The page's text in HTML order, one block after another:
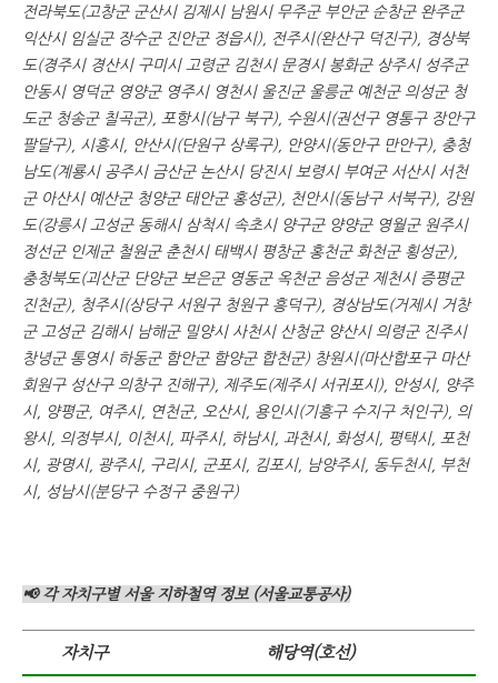
전라북도(고창군 군산시 김제시 남원시 무주군 부안군 순창군 완주군
익산시 임실군 장수군 진안군 정읍시), 전주시(완산구 덕진구), 경상북
도(경주시 경산시 구미시 고령군 김천시 문경시 봉화군 상주시 성주군
안동시 영덕군 영양군 영주시 영천시 울진군 울릉군 예천군 의성군 청
도군 청송군 칠곡군), 포항시(남구 북구), 수원시(권선구 영통구 장안구
팔달구), 시흥시, 안산시(단원구 상록구), 안양시(동안구 만안구), 충청
남도(계룡시 공주시 금산군 논산시 당진시 보령시 부여군 서산시 서천
군 아산시 예산군 청양군 태안군 홍성군), 천안시(동남구 서북구), 강원
도(강릉시 고성군 동해시 삼척시 속초시 양구군 양양군 영월군 원주시
정선군 인제군 철원군 춘천시 태백시 평창군 홍천군 화천군 횡성군),
충청북도(괴산군 단양군 보은군 영동군 옥천군 음성군 제천시 증평군
진천군), 청주시(상당구 서원구 청원구 흥덕구) , 경상남도(거제시 거창
군 고성군 김해시 남해군 밀양시 사천시 산청군 양산시 의령군 진주시
창녕군 통영시 하동군 함안군 함양군 합천군) 창원시(마산합포구 마산
회원구 성산구 의창구 진해구), 제주도(제주시 서귀포시),
안성시, 양주
시, 양평군, 여주시, 연천군, 오산시, 용인시(기흥구 수지구 처인구), 의
왕시, 의정부시, 이천시, 파주시, 하남시, 과천시, 화성시, 평택시, 포천
시, 광명시, 광주시, 구리시, 군포시, 김포시, 남양주시, 동두천시, 부천
시, 성남시(분당구 수정구 중원구)
📢 각 자치구별 서울 지하철역 정보 (서울교통공사)
자치구 해당역(호선)